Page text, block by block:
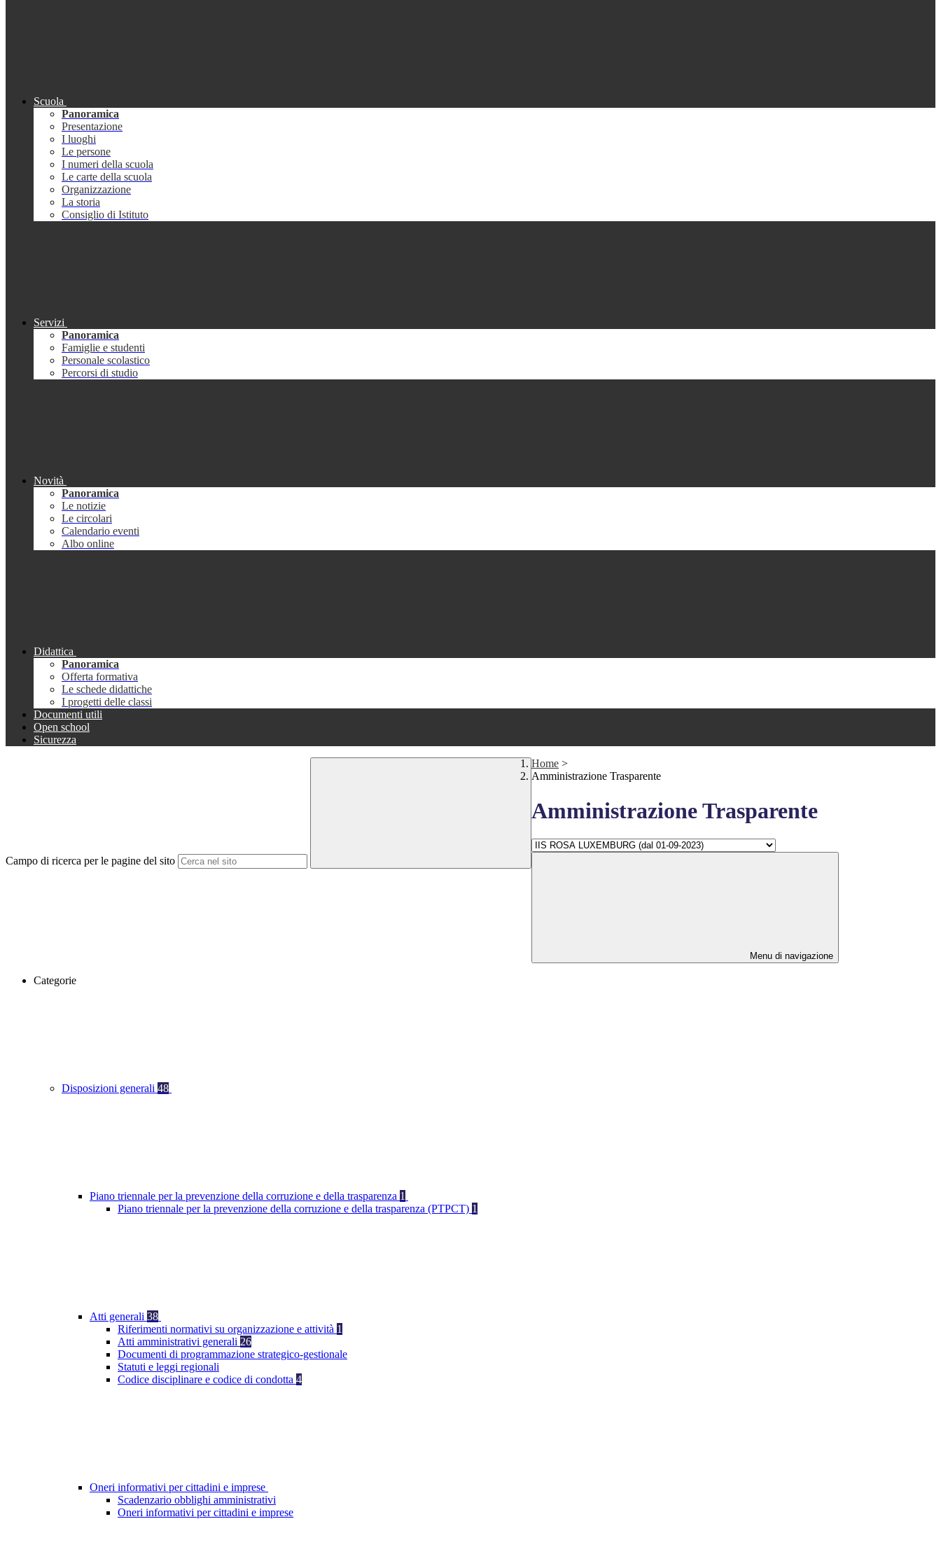
Scuola
Panoramica
Presentazione
I luoghi
Le persone
I numeri della scuola
Le carte della scuola
Organizzazione
La storia
Consiglio di Istituto
Servizi
Panoramica
Famiglie e studenti
Personale scolastico
Percorsi di studio
Novità
Panoramica
Le notizie
Le circolari
Calendario eventi
Albo online
Didattica
Panoramica
Offerta formativa
Le schede didattiche
I progetti delle classi
Documenti utili
Open school
Sicurezza
Campo di ricerca per le pagine del sito
Home >
Amministrazione Trasparente
Amministrazione Trasparente
Menu di navigazione
Categorie
Disposizioni generali 48
Piano triennale per la prevenzione della corruzione e della trasparenza 1
Piano triennale per la prevenzione della corruzione e della trasparenza (PTPCT) 1
Atti generali 38
Riferimenti normativi su organizzazione e attività 1
Atti amministrativi generali 26
Documenti di programmazione strategico-gestionale
Statuti e leggi regionali
Codice disciplinare e codice di condotta 4
Oneri informativi per cittadini e imprese
Scadenzario obblighi amministrativi
Oneri informativi per cittadini e imprese